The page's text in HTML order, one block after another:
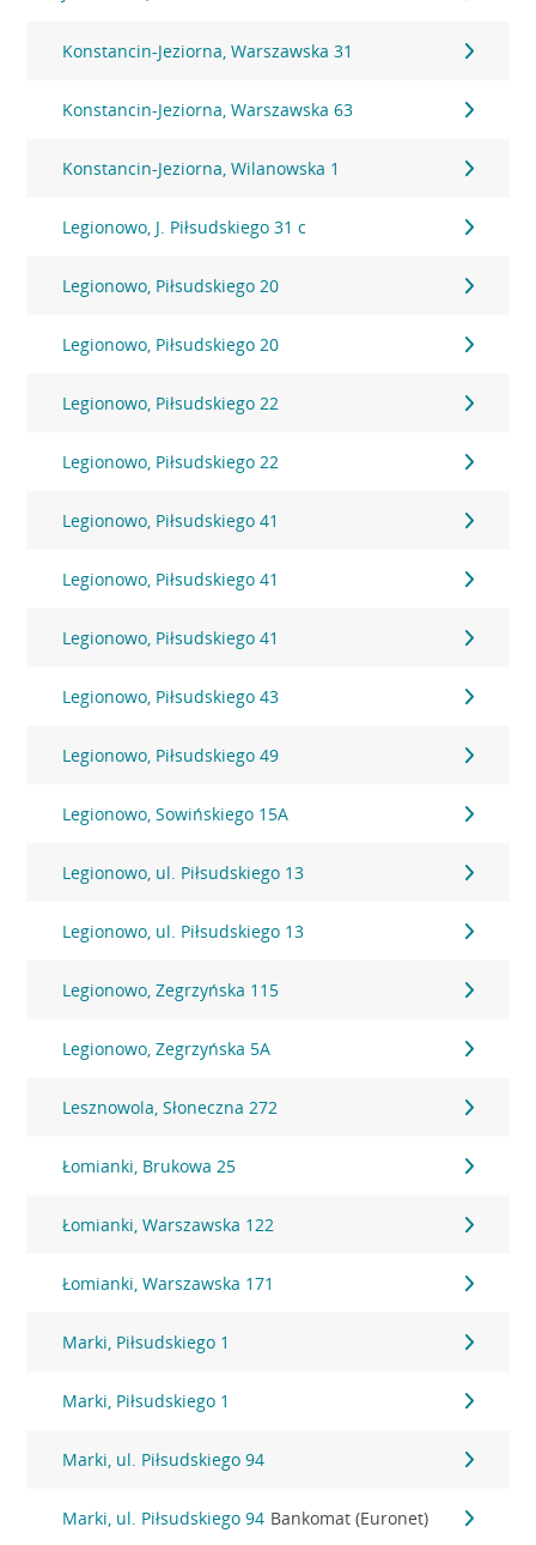
Konstancin-Jeziorna, Warszawska 31
Konstancin-Jeziorna, Warszawska 63
Konstancin-Jeziorna, Wilanowska 1
Legionowo, J. Piłsudskiego 31 c
Legionowo, Piłsudskiego 20
Legionowo, Piłsudskiego 20
Legionowo, Piłsudskiego 22
Legionowo, Piłsudskiego 22
Legionowo, Piłsudskiego 41
Legionowo, Piłsudskiego 41
Legionowo, Piłsudskiego 41
Legionowo, Piłsudskiego 43
Legionowo, Piłsudskiego 49
Legionowo, Sowińskiego 15A
Legionowo, ul. Piłsudskiego 13
Legionowo, ul. Piłsudskiego 13
Legionowo, Zegrzyńska 115
Legionowo, Zegrzyńska 5A
Lesznowola, Słoneczna 272
Łomianki, Brukowa 25
Łomianki, Warszawska 122
Łomianki, Warszawska 171
Marki, Piłsudskiego 1
Marki, Piłsudskiego 1
Marki, ul. Piłsudskiego 94
Marki, ul. Piłsudskiego 94 Bankomat (Euronet)